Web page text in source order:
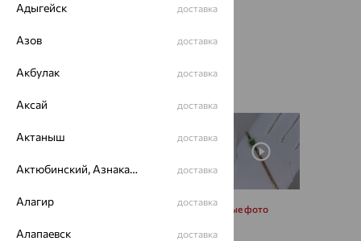
Запросить дополнительные фото
Адыгейск доставка
Азов доставка
Акбулак доставка
Аксай доставка
Актаныш доставка
Актюбинский, Азнакаевский район доставка
Алагир доставка
Алапаевск доставка